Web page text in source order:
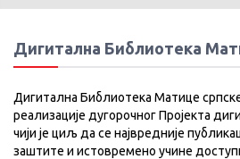
Дигитална Библиотека
Дигитална Библиотека Матице
реализације дугорочног Пројекта
чији је циљ да се највредније
заштите и истовремено учине